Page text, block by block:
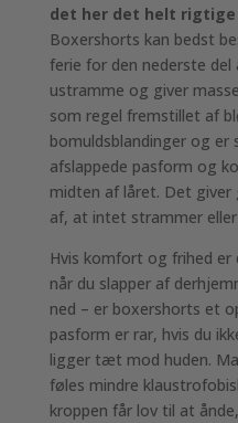
det her det helt
Boxershorts kan bedst
ferie for den nederste del
ustramme og giver
som regel fremstillet af
bomuldsblandinger og
afslappede pasform og
midten af låret. Det
af, at intet strammer
Hvis komfort og frihed
når du slapper af
ned – er boxershorts et
pasform er rar, hvis du
ligger tæt mod huden.
føles mindre
kroppen får lov til at